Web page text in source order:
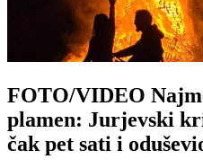
FOTO/VIDEO
plamen: Jurjevski
čak pet sati i